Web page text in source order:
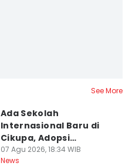
See More
Ada Sekolah
Internasional Baru di
Cikupa, Adopsi
Kurikulum Singapura
07 Agu 2026, 18:34 WIB
News